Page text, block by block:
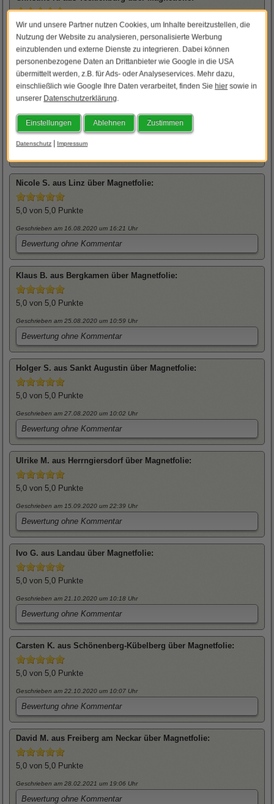
5,0 von 5,0 Punkte
Geschrieben am 17.07.2020 um 12:07 Uhr
Bewertung ohne Kommentar
IvoG. aus Landau überMagnetfolie:
5,0von 5,0 Punkte
Geschrieben am 11.08.2020um 17:05 Uhr
Nicole S. aus Linz über Magnetfolie:
5,0 von 5,0 Punkte
Geschrieben am 16.08.2020 um 16:21 Uhr
Bewertung ohne Kommentar
Klaus B. aus Bergkamen über Magnetfolie:
5,0 von 5,0 Punkte
Geschrieben am 25.08.2020 um 10:59 Uhr
Bewertung ohne Kommentar
Holger S. aus Sankt Augustin über Magnetfolie:
5,0 von 5,0 Punkte
Geschrieben am 27.08.2020 um 10:02 Uhr
Bewertung ohne Kommentar
Ulrike M. aus Herrngiersdorf über Magnetfolie:
5,0 von 5,0 Punkte
Geschrieben am 15.09.2020 um 22:39 Uhr
Bewertung ohne Kommentar
Ivo G. aus Landau über Magnetfolie:
5,0 von 5,0 Punkte
Geschrieben am 21.10.2020 um 10:18 Uhr
Bewertung ohne Kommentar
Carsten K. aus Schönenberg-Kübelberg über Magnetfolie:
5,0 von 5,0 Punkte
Geschrieben am 22.10.2020 um 10:07 Uhr
Bewertung ohne Kommentar
David M. aus Freiberg am Neckar über Magnetfolie:
5,0 von 5,0 Punkte
Geschrieben am 28.02.2021 um 19:06 Uhr
Bewertung ohne Kommentar
Wir und unsere Partner nutzen Cookies, um Inhalte bereitzustellen, die
Nutzung der Website zu analysieren, personalisierte Werbung
einzublenden und externe Dienste zu integrieren. Dabei können
personenbezogene Daten an Drittanbieter wie Google in die USA
übermittelt werden, z.B. für Ads- oder Analyseservices. Mehr dazu,
einschließlich wie Google Ihre Daten verarbeitet, finden Sie hier sowie in
unserer Datenschutzerklärung.
Einstellungen Ablehnen Zustimmen
Datenschutz | Impressum